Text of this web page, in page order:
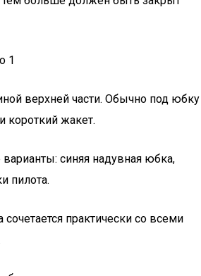
верхней части. Обычно под юбку
короткий жакет.
синяя надувная юбка,
пилота.
практически со всеми